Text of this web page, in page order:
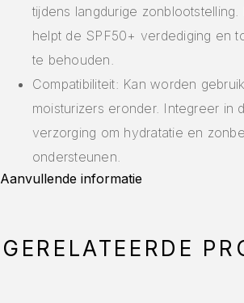
tijdens langdurige
helpt de SPF50+ verdediging en
te behouden.
Compatibiliteit: Kan worden
moisturizers eronder. Integreer in
verzorging om hydratatie en
ondersteunen.
Aanvullende informatie
GERELATEERDE